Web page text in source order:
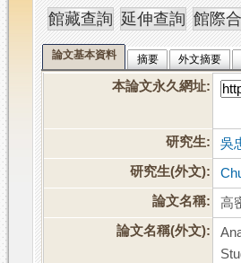
論文基本資料 摘要 外文摘要
本論文永久網址:
研究生:
吳
研究生(外文):
論文名稱:
高
論文名稱(外文):